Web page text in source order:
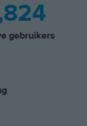
gebruikers